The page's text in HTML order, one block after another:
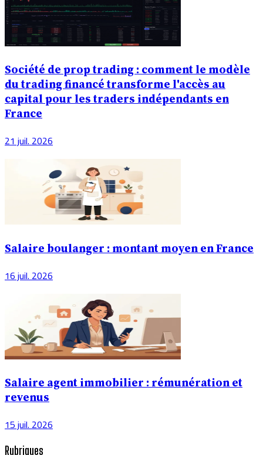
Société de prop trading : comment le modèle
du trading financé transforme l'accès au
capital pour les traders indépendants en
France
21 juil. 2026
Salaire boulanger : montant moyen en France
16 juil. 2026
Salaire agent immobilier : rémunération et
revenus
15 juil. 2026
Rubriques